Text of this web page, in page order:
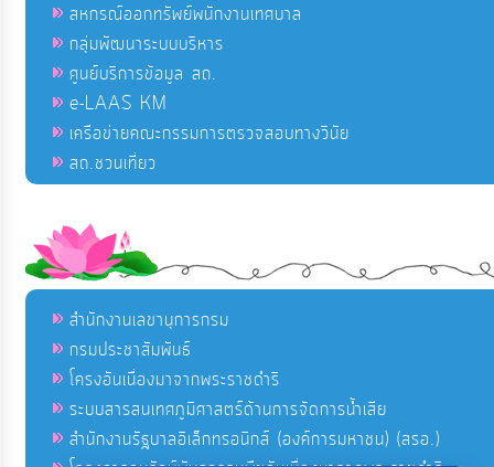
สหกรณ์ออกทรัพย์พนักงานเทศบาล
กลุ่มพัฒนาระบบบริหาร
ศูนย์บริการข้อมูล สถ.
e-LAAS KM
เครือข่ายคณะกรรมการตรวจสอบทางวินัย
สถ.ชวนเที่ยว
สำนักงานเลขานุการกรม
กรมประชาสัมพันธ์
โครงอันเนื่องมาจากพระราชดำริ
ระบบสารสนเทศภูมิศาสตร์ด้านการจัดการน้ำเสีย
สำนักงานรัฐบาลอิเล็กทรอนิกส์ (องค์การมหาชน) (สรอ.)